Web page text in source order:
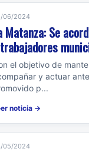
06/2024
Matanza: Se
el objetivo de
y actuar
p...
noticia →
05/2024